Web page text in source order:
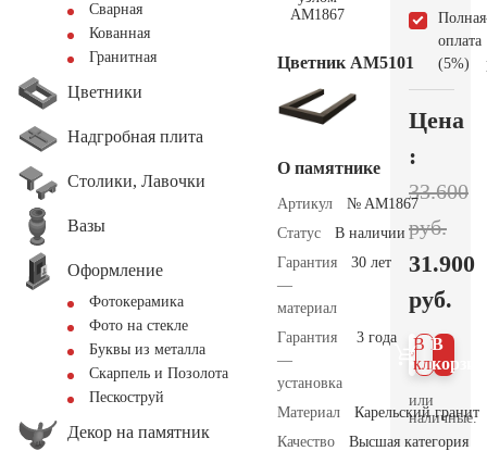
Сварная
Кованная
Гранитная
Цветники
Надгробная плита
Столики, Лавочки
Вазы
Оформление
Фотокерамика
Фото на стекле
Буквы из металла
Скарпель и Позолота
Пескоструй
Декор на памятник
Цветник АМ5101
О памятнике
Артикул
№ AM1867
Статус
В наличии
Гарантия
—
материал
30 лет
Гарантия
—
установка
3 года
Материал
Карельский гранит
Качество
Высшая категория
Полная
оплата
(5%)
Цена
:
33.600
руб.
31.900
руб.
В
В 1
клик
или
наличные.